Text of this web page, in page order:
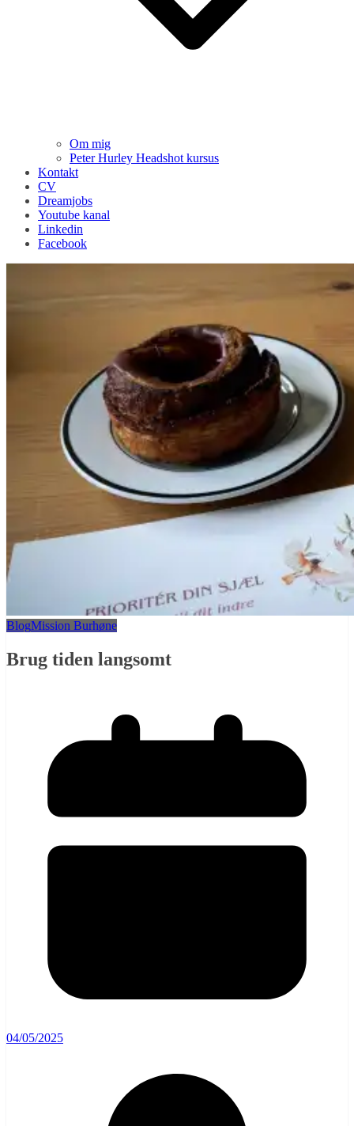
Om mig
Peter Hurley Headshot kursus
Kontakt
CV
Dreamjobs
Youtube kanal
Linkedin
Facebook
BlogMission Burhøne
Brug tiden langsomt
04/05/2025